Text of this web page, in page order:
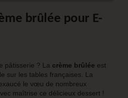
brûlée pour E-
pâtisserie ? La crème brûlée est
sur les tables françaises. La
le vœu de nombreux
maîtrise ce délicieux dessert !